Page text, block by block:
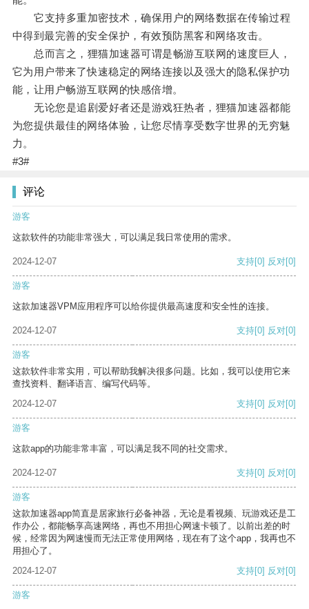
它支持多重加密技术，确保用户的网络数据在传输过程
中得到最完善的安全保护，有效预防黑客和网络攻击。
总而言之，狸猫加速器可谓是畅游互联网的速度巨人，
它为用户带来了快速稳定的网络连接以及强大的隐私保护功
能，让用户畅游互联网的快感倍增。
无论您是追剧爱好者还是游戏狂热者，狸猫加速器都能
为您提供最佳的网络体验，让您尽情享受数字世界的无穷魅
力。
#3#
评论
游客
这款软件的功能非常强大，可以满足我日常使用的需求。
2024-12-07 支持[0] 反对[0]
游客
这款加速器VPM应用程序可以给你提供最高速度和安全性的连接。
2024-12-07 支持[0] 反对[0]
游客
这款软件非常实用，可以帮助我解决很多问题。比如，我可以使用它来
查找资料、翻译语言、编写代码等。
2024-12-07
支持[0] 反对[0]
游客
这款app的功能非常丰富，可以满足我不同的社交需求。
2024-12-07 支持[0] 反对[0]
游客
这款加速器app简直是居家旅行必备神器，无论是看视频、玩游戏还是工
作办公，都能畅享高速网络，再也不用担心网速卡顿了。以前出差的时
候，经常因为网速慢而无法正常使用网络，现在有了这个app，我再也不
用担心了。
2024-12-07
支持[0] 反对[0]
游客